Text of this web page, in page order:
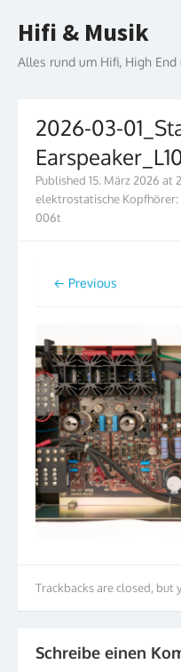
to
Hifi & Musik
Alles rund um Hifi, High End
2026-03-
Published 15. März 2026 at
elektrostatische Kopfhörer:
006t
← Previous
Trackbacks are closed, but
Schreibe einen